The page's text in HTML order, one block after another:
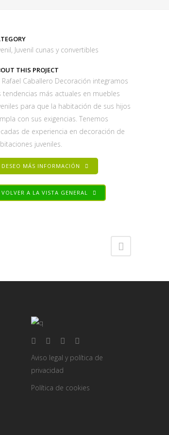
Juvenil cunas y convertibles
THIS PROJECT
Rafael Caballero Decoración integramos
tendencias más actuales en muebles
para que la habitación de sus hijos
con sus exigencias. Tenemos
de experiencia en decoración de
juveniles.
DESEO MÁS INFORMACIÓN
VOLVER A LA VISTA GENERAL
Aviso legal y política de
privacidad
Política de cookies